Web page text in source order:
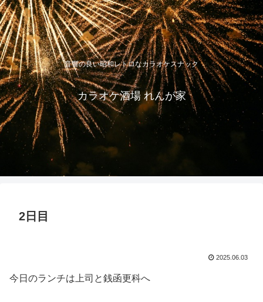
音響の良い昭和レトロなカラオケスナック
カラオケ酒場 れんが家
2日目
2025.06.03
今日のランチは上司と銭函更科へ